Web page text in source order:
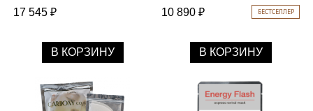
17 545 ₽
В КОРЗИНУ
БЕСТСЕЛЛЕР
10 890 ₽
В КОРЗИНУ